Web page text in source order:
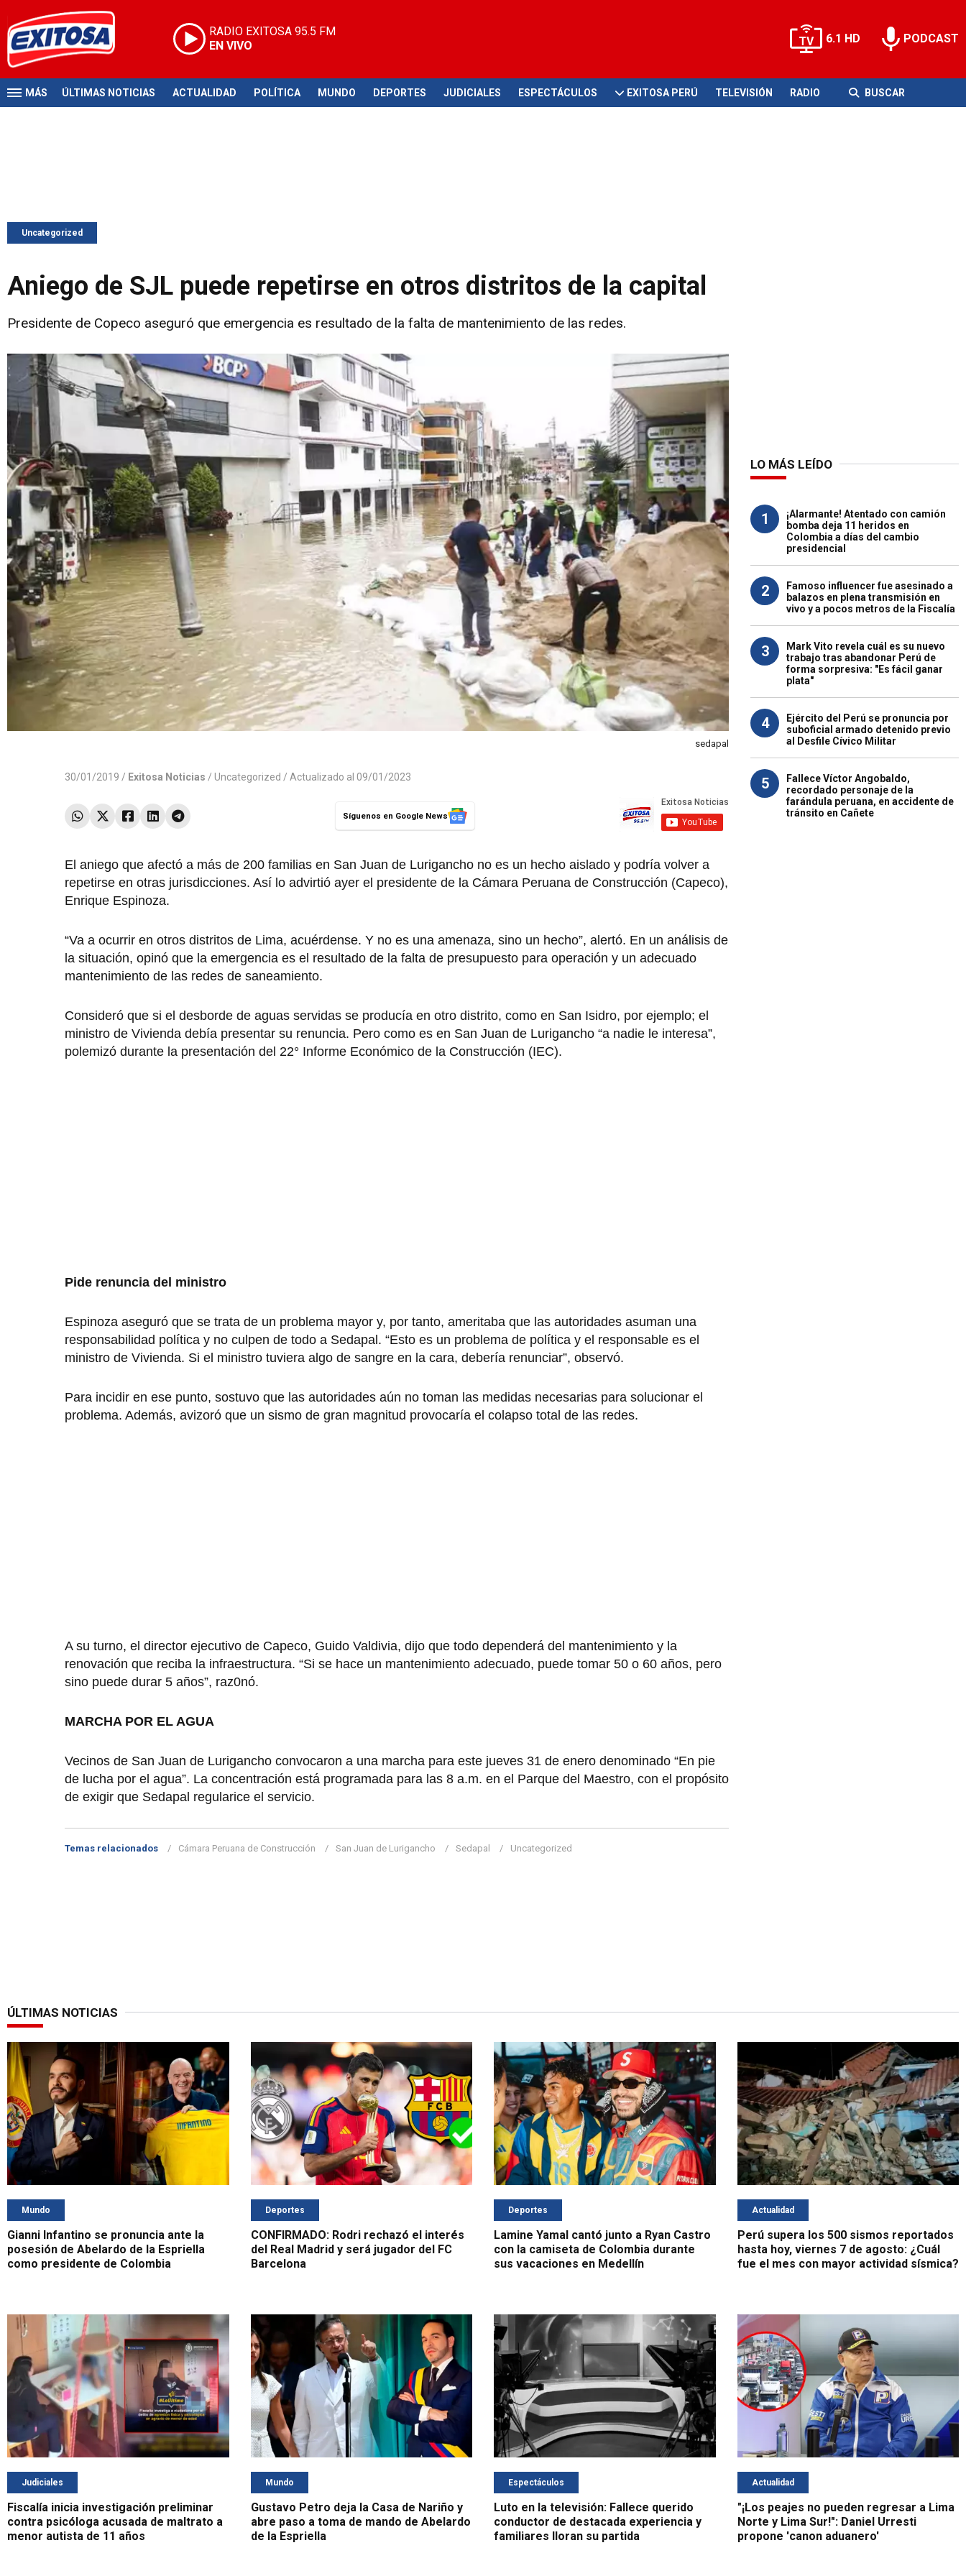
RADIO EXITOSA 95.5 FM
EN VIVO
6.1 HD PODCAST
MÁS ÚLTIMAS NOTICIAS ACTUALIDAD POLÍTICA MUNDO DEPORTES JUDICIALES ESPECTÁCULOS EXITOSA PERÚ TELEVISIÓN RADIO BUSCAR
Uncategorized
Aniego de SJL puede repetirse en otros distritos de la capital
Presidente de Copeco aseguró que emergencia es resultado de la falta de mantenimiento de las redes.
sedapal
30/01/2019 / Exitosa Noticias / Uncategorized / Actualizado al 09/01/2023
Síguenos en Google News
El aniego que afectó a más de 200 familias en San Juan de Lurigancho no es un hecho aislado y podría volver a
repetirse en otras jurisdicciones. Así lo advirtió ayer el presidente de la Cámara Peruana de Construcción (Capeco),
Enrique Espinoza.
“Va a ocurrir en otros distritos de Lima, acuérdense. Y no es una amenaza, sino un hecho”, alertó. En un análisis de
la situación, opinó que la emergencia es el resultado de la falta de presupuesto para operación y un adecuado
mantenimiento de las redes de saneamiento.
Consideró que si el desborde de aguas servidas se producía en otro distrito, como en San Isidro, por ejemplo; el
ministro de Vivienda debía presentar su renuncia. Pero como es en San Juan de Lurigancho “a nadie le interesa”,
polemizó durante la presentación del 22° Informe Económico de la Construcción (IEC).
Pide renuncia del ministro
Espinoza aseguró que se trata de un problema mayor y, por tanto, ameritaba que las autoridades asuman una
responsabilidad política y no culpen de todo a Sedapal. “Esto es un problema de política y el responsable es el
ministro de Vivienda. Si el ministro tuviera algo de sangre en la cara, debería renunciar”, observó.
Para incidir en ese punto, sostuvo que las autoridades aún no toman las medidas necesarias para solucionar el
problema. Además, avizoró que un sismo de gran magnitud provocaría el colapso total de las redes.
A su turno, el director ejecutivo de Capeco, Guido Valdivia, dijo que todo dependerá del mantenimiento y la
renovación que reciba la infraestructura. “Si se hace un mantenimiento adecuado, puede tomar 50 o 60 años, pero
sino puede durar 5 años”, raz0nó.
MARCHA POR EL AGUA
Vecinos de San Juan de Lurigancho convocaron a una marcha para este jueves 31 de enero denominado “En pie
de lucha por el agua”. La concentración está programada para las 8 a.m. en el Parque del Maestro, con el propósito
de exigir que Sedapal regularice el servicio.
Temas relacionados Cámara Peruana de Construcción San Juan de Lurigancho Sedapal Uncategorized
LO MÁS LEÍDO
1
¡Alarmante! Atentado con camión
bomba deja 11 heridos en
Colombia a días del cambio
presidencial
2
Famoso influencer fue asesinado a
balazos en plena transmisión en
vivo y a pocos metros de la Fiscalía
3
Mark Vito revela cuál es su nuevo
trabajo tras abandonar Perú de
forma sorpresiva: "Es fácil ganar
plata"
4
Ejército del Perú se pronuncia por
suboficial armado detenido previo
al Desfile Cívico Militar
5
Fallece Víctor Angobaldo,
recordado personaje de la
farándula peruana, en accidente de
tránsito en Cañete
ÚLTIMAS NOTICIAS
Mundo
Gianni Infantino se pronuncia ante la
posesión de Abelardo de la Espriella
como presidente de Colombia
Deportes
CONFIRMADO: Rodri rechazó el interés
del Real Madrid y será jugador del FC
Barcelona
Deportes
Lamine Yamal cantó junto a Ryan Castro
con la camiseta de Colombia durante
sus vacaciones en Medellín
Actualidad
Perú supera los 500 sismos reportados
hasta hoy, viernes 7 de agosto: ¿Cuál
fue el mes con mayor actividad sísmica?
Judiciales
Fiscalía inicia investigación preliminar
contra psicóloga acusada de maltrato a
menor autista de 11 años
Mundo
Gustavo Petro deja la Casa de Nariño y
abre paso a toma de mando de Abelardo
de la Espriella
Espectáculos
Luto en la televisión: Fallece querido
conductor de destacada experiencia y
familiares lloran su partida
Actualidad
"¡Los peajes no pueden regresar a Lima
Norte y Lima Sur!": Daniel Urresti
propone 'canon aduanero'